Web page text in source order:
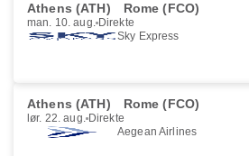
Athens (ATH) Rome (FCO)
man. 10. aug. Direkte
Sky Express
Athens (ATH) Rome (FCO)
lør. 22. aug. Direkte
Aegean Airlines